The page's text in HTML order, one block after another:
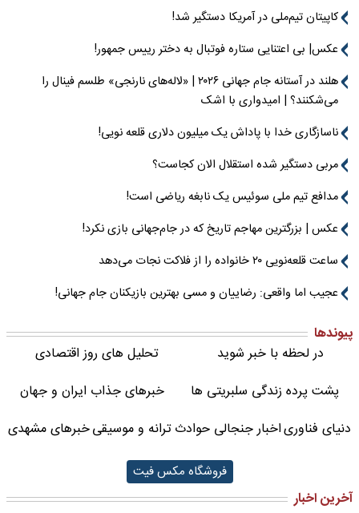
کاپیتان تیم‌ملی در آمریکا دستگیر شد!
عکس| بی اعتنایی ستاره فوتبال به دختر رییس جمهور!
هلند در آستانه جام جهانی ۲۰۲۶ | «لاله‌های نارنجی» طلسم فینال را
می‌شکنند؟ | امیدواری با اشک
ناسازگاری خدا با پاداش یک میلیون دلاری قلعه نویی!
مربی دستگیر شده استقلال الان کجاست؟
مدافع تیم ملی سوئیس یک نابغه ریاضی است!
عکس | بزرگترین مهاجم تاریخ که در جام‌جهانی بازی نکرد!
ساعت قلعه‌نویی ۲۰ خانواده را از فلاکت نجات می‌دهد
عجیب اما واقعی: رضاییان و مسی بهترین بازیکنان جام جهانی!
پیوندها
در لحظه با خبر شوید
تحلیل های روز اقتصادی
پشت پرده زندگی سلبریتی ها
خبرهای جذاب ایران و جهان
دنیای فناوریاخبار جنجالی حوادثترانه و موسیقیخبرهای مشهدی
فروشگاه مکس فیت
آخرین اخبار